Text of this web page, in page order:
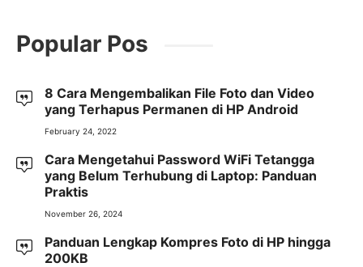
Popular Pos
8 Cara Mengembalikan File Foto dan Video
yang Terhapus Permanen di HP Android
February 24, 2022
Cara Mengetahui Password WiFi Tetangga
yang Belum Terhubung di Laptop: Panduan
Praktis
November 26, 2024
Panduan Lengkap Kompres Foto di HP hingga
200KB